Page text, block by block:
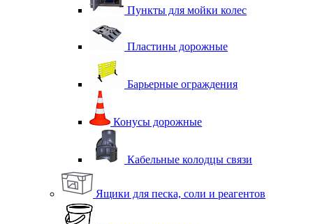
Пункты для мойки колес
Пластины дорожные
Барьерные ограждения
Конусы дорожные
Кабельные колодцы связи
Ящики для песка, соли и реагентов